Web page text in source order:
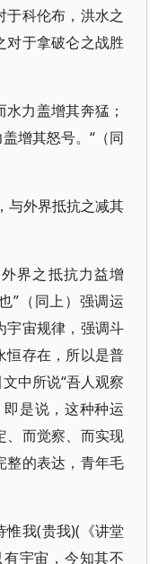
于科伦布，洪水之
对于拿破仑之战胜
力盖增其奔猛；
增其怒号。“（同
与外界抵抗之减其
界之抵抗力益增
”（同上）强调运
宇宙规律，强调斗
恒存在，所以是普
中所说“吾人观察
是说，这种种运
、而觉察、而实现
整的表达，青年毛
惟我(贵我)(《讲堂
宇宙，今知其不